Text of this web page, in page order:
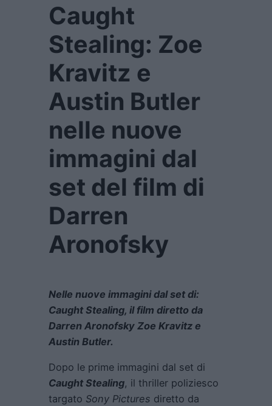
Caught
Stealing: Zoe
Kravitz e
Austin Butler
nelle nuove
immagini dal
set del film di
Darren
Aronofsky
Nelle nuove immagini dal set di:
Caught Stealing, il film diretto da
Darren Aronofsky Zoe Kravitz e
Austin Butler.
Dopo le prime immagini dal set di
Caught Stealing, il thriller poliziesco
targato Sony Pictures diretto da